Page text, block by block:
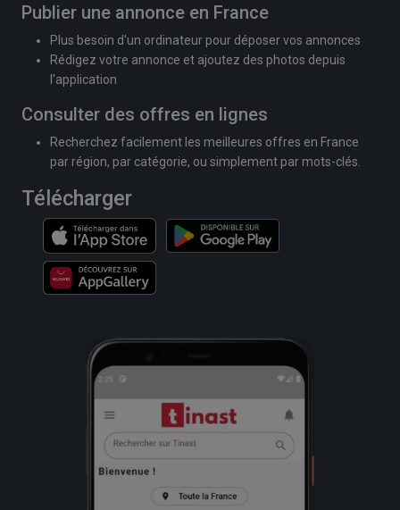
Publier une annonce en France
Plus besoin d'un ordinateur pour déposer vos annonces
Rédigez votre annonce et ajoutez des photos depuis
l'application
Consulter des offres en lignes
Recherchez facilement les meilleures offres en France
par région, par catégorie, ou simplement par mots-clés.
Télécharger